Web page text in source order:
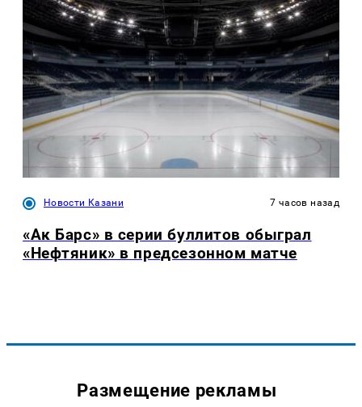
Новости Казани 7 часов назад
«Ак Барс» в серии буллитов обыграл
«Нефтяник» в предсезонном матче
Размещение рекламы